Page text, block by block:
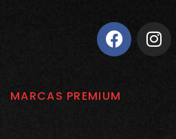
MARCAS PREMIUM